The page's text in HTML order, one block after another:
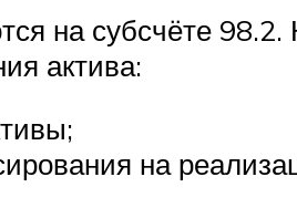
на субсчёте 98.2.
актива:
на